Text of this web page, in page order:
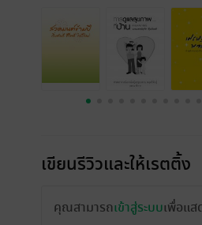
เขียนรีวิวและให้เรตติ้ง
คุณสามารถเข้าสู่ระบบเพื่อแส